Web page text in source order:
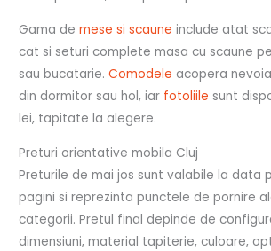
Gama demese si scaune include atat
cat si seturi complete masa cu scaune
sau bucatarie.Comodele acopera
din dormitor sau hol, iar fotoliile sunt
lei, tapitate la alegere.
Preturi orientative mobila Cluj
Preturile de mai jos sunt valabile la data
pagini si reprezinta punctele de pornire
categorii. Pretul final depinde de
dimensiuni, material tapiterie, culoare,